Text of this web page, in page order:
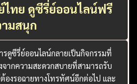
ทย ดูซีรี่ย์ออนไลน์ฟรี
มสนุก
ดูซีรี่ย์ออนไลน์กลายเป็นกิจกรรมที่
ากความสะดวกสบายที่สามารถรับ
องรอฉายทางโทรทัศน์อีกต่อไป และ